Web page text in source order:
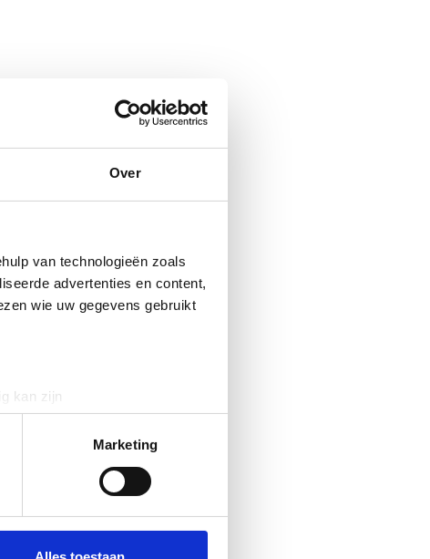
Over
van technologieën zoals
advertenties en content,
wie uw gegevens gebruikt
kan zijn
detailgedeeltein. U kunt uw
onze partners voor social
informatie die u aan ze heeft
Marketing